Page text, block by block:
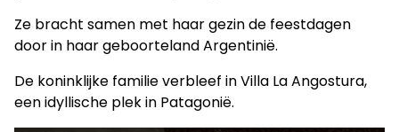
Ze bracht samen met haar gezin de feestdagen
door in haar geboorteland Argentinië.
De koninklijke familie verbleef in Villa La Angostura,
een idyllische plek in Patagonië.